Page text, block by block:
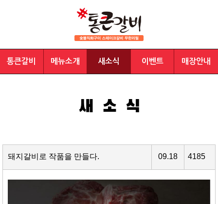
통큰갈비 메뉴소개 새소식 이벤트 매장안내
돼지갈비로 작품을 만들다. 09.18 4185